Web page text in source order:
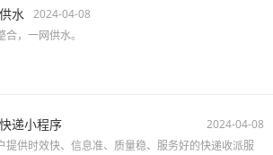
水
2024-04-08
合，一网供水。
递小程序
2024-04-08
提供时效快、信息准、质量稳、服务好的快递收派服